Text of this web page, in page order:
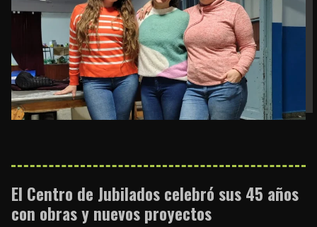
El Centro de Jubilados celebró sus 45 años
con obras y nuevos proyectos